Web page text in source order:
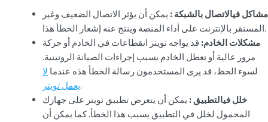
مشاكل فيالاتصال بالشبكة : يمكن أن يؤثر الاتصال الضعيف وغير
المستقر بالإنترنت على أداء المنصة وينتج عنه إشعار الخطأ هذا.
مشكلات الخادم: قد يواجه تويتر انقطاعات في الخادم أو حركة
مرور عالية أو تعطل الخادم بسبب إجراءات الصيانة الروتينية.
لسوء الحظ، قد يرى المستخدمون رسالة الخطأ هذه عندما لا
يعمل تويتر.
خلل فيالتطبيق: يمكن أن يتعرض تطبيق تويتر على جهازك
المحمول لخلل في التطبيق يسبب هذا الخطأ. كما يمكن أن